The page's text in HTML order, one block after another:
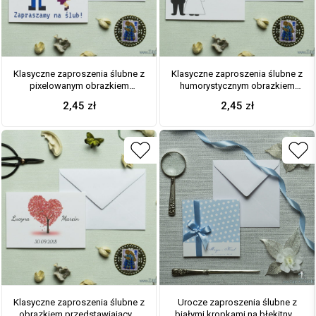
Klasyczne zaproszenia ślubne z
pixelowanym obrazkiem
dla osób z IT. ZAP-56-04
2,45 zł
Klasyczne zaproszenia ślubne z
humorystycznym obrazkiem
Młodego i Panią Młodą. ZAP-56-
2,45 zł
Klasyczne zaproszenia ślubne z
Urocze zaproszenia ślubne z